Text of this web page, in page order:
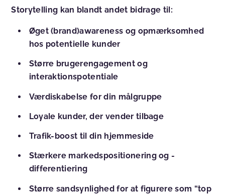
Storytelling kan blandt andet bidrage til:
Øget (brand)awareness og opmærksomhed
hos potentielle kunder
Større brugerengagement og
interaktionspotentiale
Værdiskabelse for din målgruppe
Loyale kunder, der vender tilbage
Trafik-boost til din hjemmeside
Stærkere markedspositionering og -
differentiering
Større sandsynlighed for at figurere som “top